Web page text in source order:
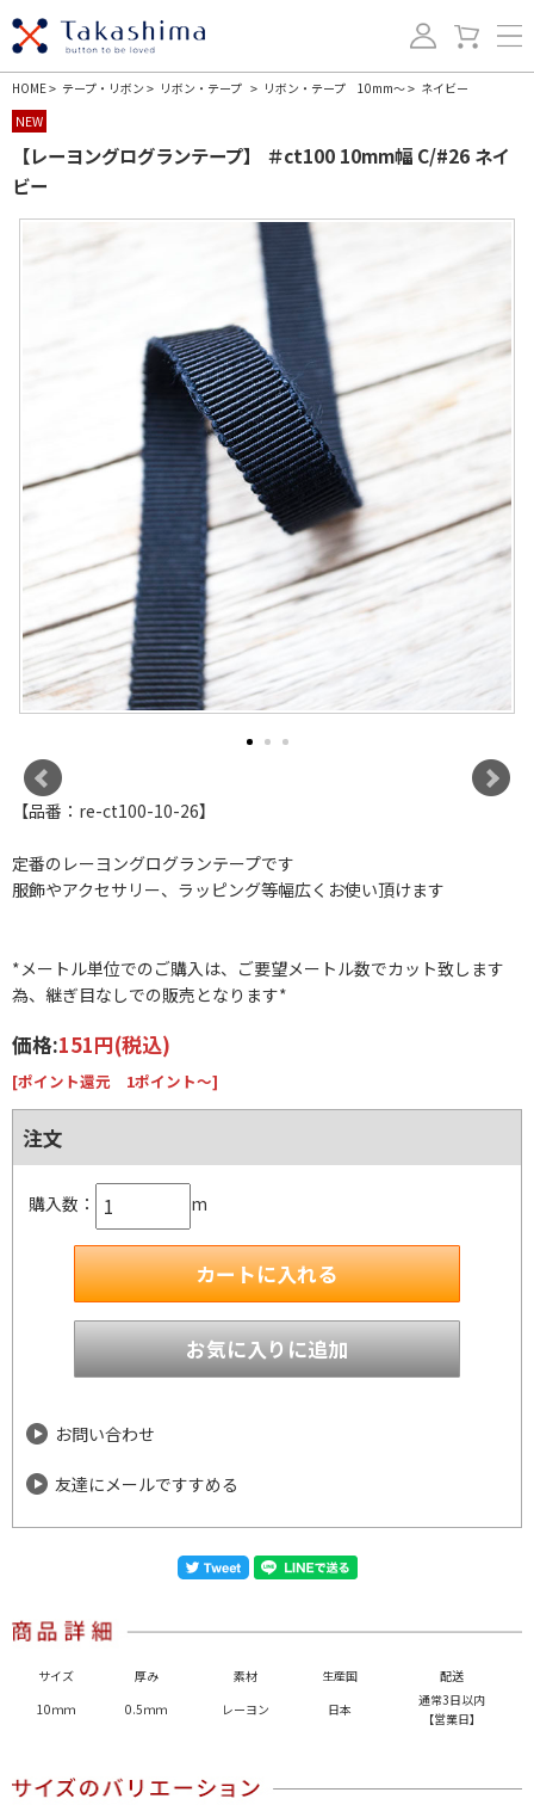
HOME> テープ・リボン > リボン・テープ > リボン・テープ 10mm～> ネイビー
NEW
【レーヨングログランテープ】 ＃ct100 10mm幅 C/#26 ネイ
ビー
【品番：re-ct100-10-26】
定番のレーヨングログランテープです
服飾やアクセサリー、ラッピング等幅広くお使い頂けます
*メートル単位でのご購入は、ご要望メートル数でカット致します
為、継ぎ目なしでの販売となります*
価格:151円(税込)
[ポイント還元 1ポイント～]
注文
購入数： m
お問い合わせ
友達にメールですすめる
サイズ 厚み 素材 生産国
配送
10ｍｍ
0.5ｍｍ レーヨン 日本
通常3日以内
【営業日】